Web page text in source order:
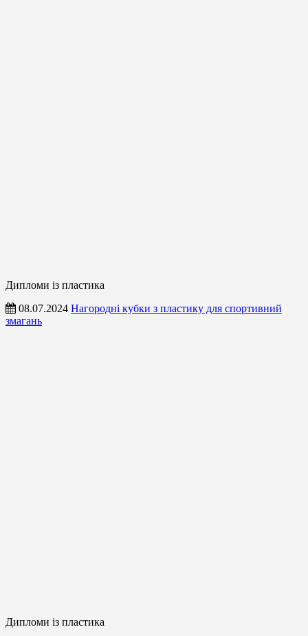
Дипломи із пластика
08.07.2024 Нагородні кубки з пластику для спортивний
змагань
Дипломи із пластика